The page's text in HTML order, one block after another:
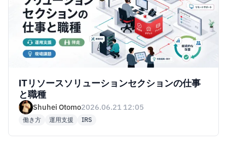
ITリソースソリューションセクションの仕事
と職種
Shuhei Otomo2026.06.21 12:05
働き方 運用支援 IRS